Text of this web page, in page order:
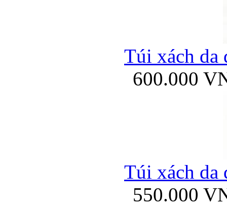
Túi xách da
600.000
Túi xách da
550.000